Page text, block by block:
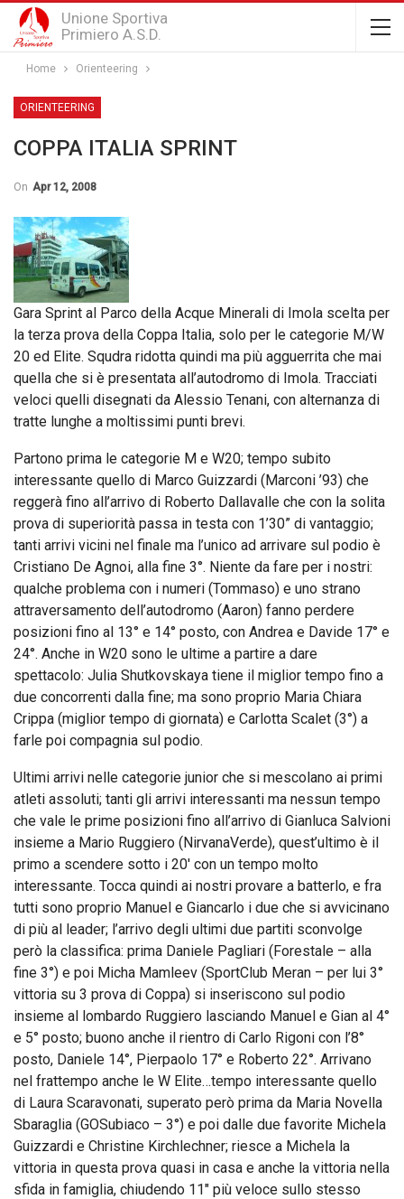
Unione Sportiva
Primiero A.S.D.
Home Orienteering
ORIENTEERING
COPPA ITALIA SPRINT
On Apr 12, 2008
Gara Sprint al Parco della Acque Minerali di Imola scelta per
la terza prova della Coppa Italia, solo per le categorie M/W
20 ed Elite. Squdra ridotta quindi ma più agguerrita che mai
quella che si è presentata all’autodromo di Imola. Tracciati
veloci quelli disegnati da Alessio Tenani, con alternanza di
tratte lunghe a moltissimi punti brevi.
Partono prima le categorie M e W20; tempo subito
interessante quello di Marco Guizzardi (Marconi ’93) che
reggerà fino all’arrivo di Roberto Dallavalle che con la solita
prova di superiorità passa in testa con 1’30” di vantaggio;
tanti arrivi vicini nel finale ma l’unico ad arrivare sul podio è
Cristiano De Agnoi, alla fine 3°. Niente da fare per i nostri:
qualche problema con i numeri (Tommaso) e uno strano
attraversamento dell’autodromo (Aaron) fanno perdere
posizioni fino al 13° e 14° posto, con Andrea e Davide 17° e
24°. Anche in W20 sono le ultime a partire a dare
spettacolo: Julia Shutkovskaya tiene il miglior tempo fino a
due concorrenti dalla fine; ma sono proprio Maria Chiara
Crippa (miglior tempo di giornata) e Carlotta Scalet (3°) a
farle poi compagnia sul podio.
Ultimi arrivi nelle categorie junior che si mescolano ai primi
atleti assoluti; tanti gli arrivi interessanti ma nessun tempo
che vale le prime posizioni fino all’arrivo di Gianluca Salvioni
insieme a Mario Ruggiero (NirvanaVerde), quest’ultimo è il
primo a scendere sotto i 20′ con un tempo molto
interessante. Tocca quindi ai nostri provare a batterlo, e fra
tutti sono proprio Manuel e Giancarlo i due che si avvicinano
di più al leader; l’arrivo degli ultimi due partiti sconvolge
però la classifica: prima Daniele Pagliari (Forestale – alla
fine 3°) e poi Micha Mamleev (SportClub Meran – per lui 3°
vittoria su 3 prova di Coppa) si inseriscono sul podio
insieme al lombardo Ruggiero lasciando Manuel e Gian al 4°
e 5° posto; buono anche il rientro di Carlo Rigoni con l’8°
posto, Daniele 14°, Pierpaolo 17° e Roberto 22°. Arrivano
nel frattempo anche le W Elite…tempo interessante quello
di Laura Scaravonati, superato però prima da Maria Novella
Sbaraglia (GOSubiaco – 3°) e poi dalle due favorite Michela
Guizzardi e Christine Kirchlechner; riesce a Michela la
vittoria in questa prova quasi in casa e anche la vittoria nella
sfida in famiglia, chiudendo 11″ più veloce sullo stesso